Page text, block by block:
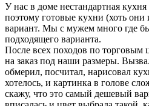
У нас в доме нестандартная
поэтому готовые кухни (хоть
вариант. Мы с мужем много где
подходящего варианта.
После всех походов по торговым
на заказ под наши размеры.
обмерил, посчитал, нарисовал
хотелось, и картинка в голове
скажу, что это самый дешевый